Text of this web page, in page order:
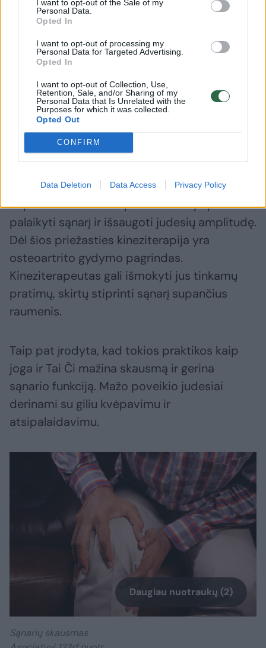
I want to opt-out of the Sale of my
Personal Data.
Opted In
I want to opt-out of processing my
Personal Data for Targeted Advertising.
Opted In
I want to opt-out of Collection, Use,
Retention, Sale, and/or Sharing of my
Personal Data that Is Unrelated with the
Purposes for which it was collected.
Opted Out
CONFIRM
Data Deletion Data Access Privacy Policy
Pratimai judėjimui ir jėgai
Norite išvengti apkrovos sudėvėtam sąnariui,
išsiskiria medžiagą, vadinamą sinoviniu
skysčiu, kuri sutepa sąnarį ir sumažina trintį
bei sustingimą. Štai kodėl rytinis sustingimas
sumažėja šiek tiek išsijudinus.
Judėjimas atlieka dar vieną svarbią funkciją:
stiprina raumenis. Stiprūs raumenys padeda
palaikyti sąnarį ir išsaugoti judesių amplitudę.
Dėl šios priežasties kineziterapija yra
osteoartrito gydymo pagrindas.
Kineziterapeutas gali išmokyti jus tinkamų
pratimų, skirtų stiprinti sąnarį supančius
raumenis.
Taip pat įrodyta, kad tokios praktikos kaip
joga ir Tai Či mažina skausmą ir gerina
sąnario funkciją. Mažo poveikio judesiai
derinami su giliu kvėpavimu ir
atsipalaidavimu.
Daugiau nuotraukų (2)
Sąnarių skausmas